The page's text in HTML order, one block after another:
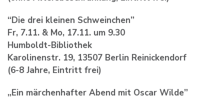
“Die drei kleinen Schweinchen”
Fr, 7.11. & Mo, 17.11. um 9.30
Humboldt-Bibliothek
Karolinenstr. 19, 13507 Berlin Reinickendorf
(6-8 Jahre, Eintritt frei)
„Ein märchenhafter Abend mit Oscar Wilde”